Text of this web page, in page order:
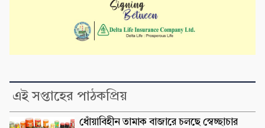
এই সপ্তাহের পাঠকপ্রিয়
ধোঁয়াবিহীন তামাক বাজারে চলছে স্বেচ্ছাচার